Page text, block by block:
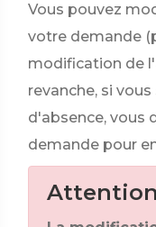
Vous pouvez
votre demande
modification de
revanche, si
d'absence, vous
demande pour
Attention